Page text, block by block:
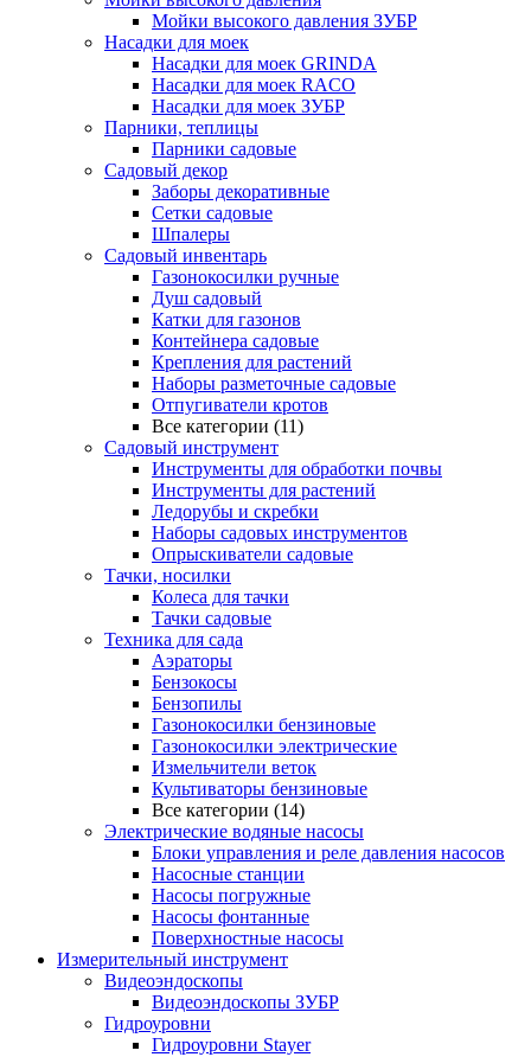
Мойки высокого давления ЗУБР
Насадки для моек
Насадки для моек GRINDA
Насадки для моек RACO
Насадки для моек ЗУБР
Парники, теплицы
Парники садовые
Садовый декор
Заборы декоративные
Сетки садовые
Шпалеры
Садовый инвентарь
Газонокосилки ручные
Душ садовый
Катки для газонов
Контейнера садовые
Крепления для растений
Наборы разметочные садовые
Отпугиватели кротов
Все категории (11)
Садовый инструмент
Инструменты для обработки почвы
Инструменты для растений
Ледорубы и скребки
Наборы садовых инструментов
Опрыскиватели садовые
Тачки, носилки
Колеса для тачки
Тачки садовые
Техника для сада
Аэраторы
Бензокосы
Бензопилы
Газонокосилки бензиновые
Газонокосилки электрические
Измельчители веток
Культиваторы бензиновые
Все категории (14)
Электрические водяные насосы
Блоки управления и реле давления насосов
Насосные станции
Насосы погружные
Насосы фонтанные
Поверхностные насосы
Измерительный инструмент
Видеоэндоскопы
Видеоэндоскопы ЗУБР
Гидроуровни
Гидроуровни Stayer